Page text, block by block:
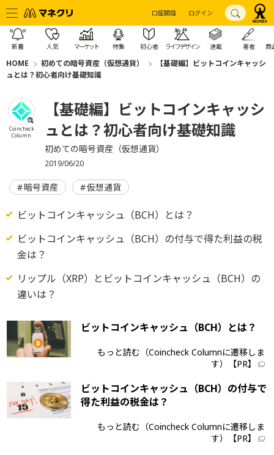
口座開設 ログイン
新着 人気 マーケット 特集 初心者 ライフデザイン 連載 著者 商
HOME 初めての暗号資産（仮想通貨）
【基礎編】ビットコインキャッシ
ュとは？初心者向け基礎知識
Coincheck
Column
【基礎編】ビットコインキャッシ
ュとは？初心者向け基礎知識
初めての暗号資産（仮想通貨）
2019/06/20
暗号資産 仮想通貨
ビットコインキャッシュ（BCH）とは？
ビットコインキャッシュ（BCH）の付与で得た利益の税
金は？
リップル（XRP）とビットコインキャッシュ（BCH）の
違いは？
ビットコインキャッシュ（BCH）とは？
もっと読む（Coincheck Columnに遷移しま
す）【PR】
ビットコインキャッシュ（BCH）の付与で
得た利益の税金は？
もっと読む（Coincheck Columnに遷移しま
す）【PR】